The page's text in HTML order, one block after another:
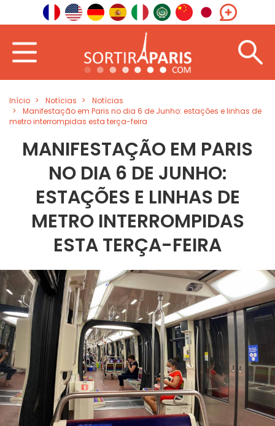
Início Notícias
Notícias
Manifestação em Paris no dia 6 de Junho: estações e linhas de
metro interrompidas esta terça-feira
MANIFESTAÇÃO EM PARIS
NO DIA 6 DE JUNHO:
ESTAÇÕES E LINHAS DE
METRO INTERROMPIDAS
ESTA TERÇA-FEIRA